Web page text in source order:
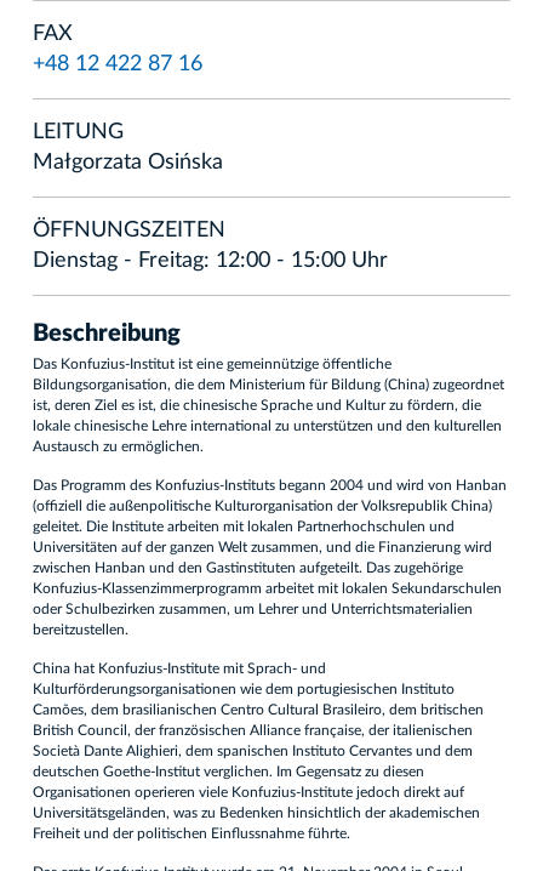
FAX
+48 12 422 87 16
LEITUNG
Małgorzata Osińska
ÖFFNUNGSZEITEN
Dienstag - Freitag: 12:00 - 15:00 Uhr
Beschreibung
Das Konfuzius-Institut ist eine gemeinnützige öffentliche
Bildungsorganisation, die dem Ministerium für Bildung (China) zugeordnet
ist, deren Ziel es ist, die chinesische Sprache und Kultur zu fördern, die
lokale chinesische Lehre international zu unterstützen und den kulturellen
Austausch zu ermöglichen.
Das Programm des Konfuzius-Instituts begann 2004 und wird von Hanban
(offiziell die außenpolitische Kulturorganisation der Volksrepublik China)
geleitet. Die Institute arbeiten mit lokalen Partnerhochschulen und
Universitäten auf der ganzen Welt zusammen, und die Finanzierung wird
zwischen Hanban und den Gastinstituten aufgeteilt. Das zugehörige
Konfuzius-Klassenzimmerprogramm arbeitet mit lokalen Sekundarschulen
oder Schulbezirken zusammen, um Lehrer und Unterrichtsmaterialien
bereitzustellen.
China hat Konfuzius-Institute mit Sprach- und
Kulturförderungsorganisationen wie dem portugiesischen Instituto
Camões, dem brasilianischen Centro Cultural Brasileiro, dem britischen
British Council, der französischen Alliance française, der italienischen
Società Dante Alighieri, dem spanischen Instituto Cervantes und dem
deutschen Goethe-Institut verglichen. Im Gegensatz zu diesen
Organisationen operieren viele Konfuzius-Institute jedoch direkt auf
Universitätsgeländen, was zu Bedenken hinsichtlich der akademischen
Freiheit und der politischen Einflussnahme führte.